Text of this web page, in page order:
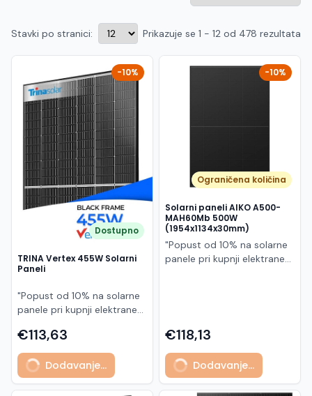
Hrvatski EN
Crnogorski
MK Македонски
Stavki po stranici: Prikazuje se 1 - 12 od 478 rezultata
-10%
Dostupno
TRINA Vertex 455W Solarni
Paneli
"Popust od 10% na solarne
panele pri kupnji elektrane
Model TSM-455NEG9R.28
predstavlja napredni
glass/glass N-type solarni
modul s visokom
učinkovitošću, dugim
€113,63
Dodavanje...
-10%
Ograničena količina
Solarni paneli AIKO A500-
MAH60Mb 500W
(1954x1134x30mm)
"Popust od 10% na solarne
panele pri kupnji elektrane
500 W iz Neostar 2S serije,
baziran na naprednoj N-
type ABC (All Back Contact)
tehnologiji. Ovaj panel je
namijenjen za moderne
€118,13
Dodavanje...